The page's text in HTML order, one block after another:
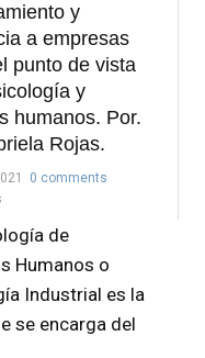
y
a empresas
punto de vista
y
humanos. Por.
Rojas.
0 comments
de
Humanos o
Industrial es la
se encarga del